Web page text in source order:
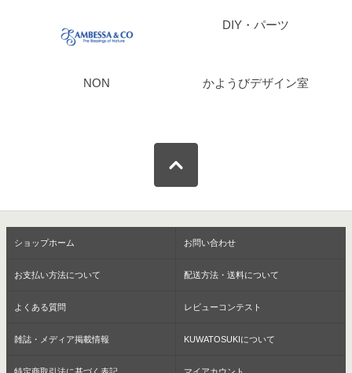
DIY・パーツ
NON かようびデザイン室
ショップホーム お問い合わせ
お支払い方法について 配送方法・送料について
よくある質問 レビューコンテスト
雑誌・メディア掲載情報 KUWATOSUKIについて